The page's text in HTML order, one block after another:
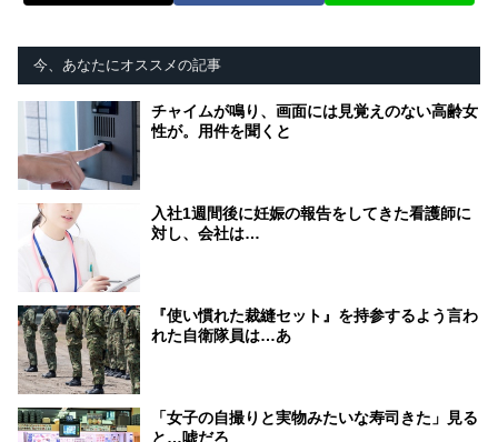
今、あなたにオススメの記事
チャイムが鳴り、画面には見覚えのない高齢女
性が。用件を聞くと
入社1週間後に妊娠の報告をしてきた看護師に
対し、会社は…
『使い慣れた裁縫セット』を持参するよう言わ
れた自衛隊員は…あ
「女子の自撮りと実物みたいな寿司きた」見る
と…嘘だろ